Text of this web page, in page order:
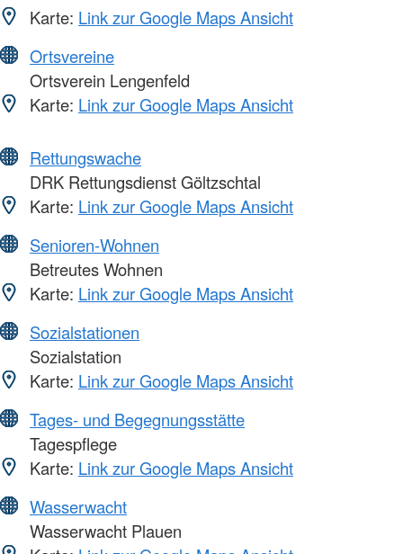
Karte: Link zur Google Maps Ansicht
Ortsvereine
Ortsverein Lengenfeld
Karte: Link zur Google Maps Ansicht
Rettungswache
DRK Rettungsdienst Göltzschtal
Karte: Link zur Google Maps Ansicht
Senioren-Wohnen
Betreutes Wohnen
Karte: Link zur Google Maps Ansicht
Sozialstationen
Sozialstation
Karte: Link zur Google Maps Ansicht
Tages- und Begegnungsstätte
Tagespflege
Karte: Link zur Google Maps Ansicht
Wasserwacht
Wasserwacht Plauen